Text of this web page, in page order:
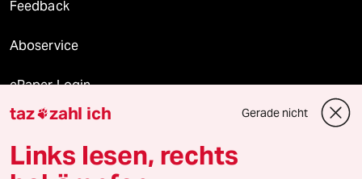
Feedback
Aboservice
ePaper Login
Downloads für Abonnierende
taz zahl ich Gerade nicht
Links lesen, rechts